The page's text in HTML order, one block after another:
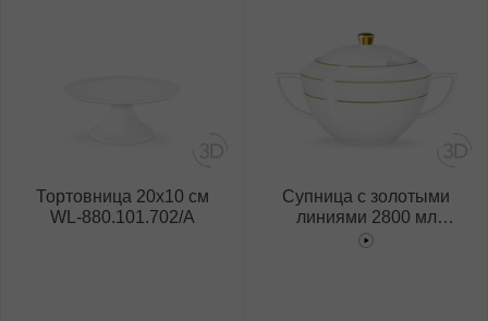
Тортовница 20x10 см
WL‑880.101.702/A
Супница с золотыми
линиями 2800 мл
WL‑880.102.511/A